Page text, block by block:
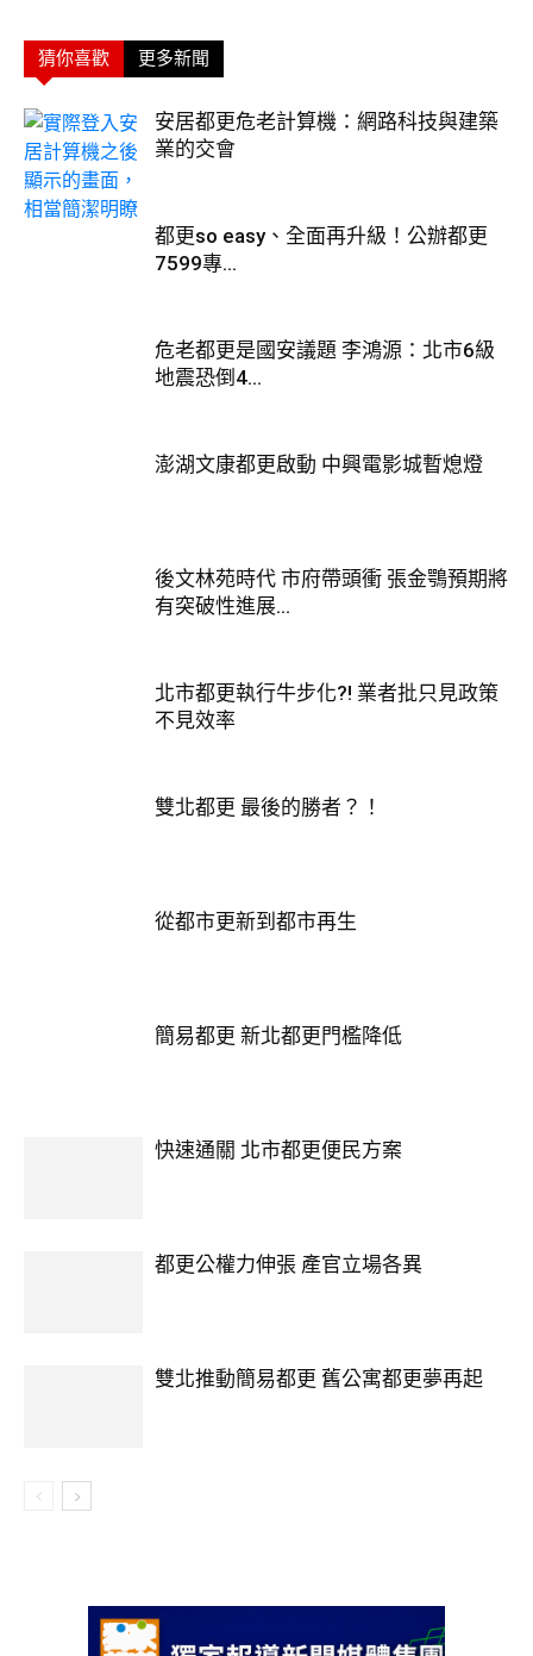
猜你喜歡 更多新聞
安居都更危老計算機：網路科技與建築
業的交會
都更so easy、全面再升級！公辦都更
7599專...
危老都更是國安議題 李鴻源：北市6級
地震恐倒4...
澎湖文康都更啟動 中興電影城暫熄燈
後文林苑時代 市府帶頭衝 張金鶚預期將
有突破性進展...
北市都更執行牛步化?! 業者批只見政策
不見效率
雙北都更 最後的勝者？！
從都市更新到都市再生
簡易都更 新北都更門檻降低
快速通關 北市都更便民方案
都更公權力伸張 產官立場各異
雙北推動簡易都更 舊公寓都更夢再起